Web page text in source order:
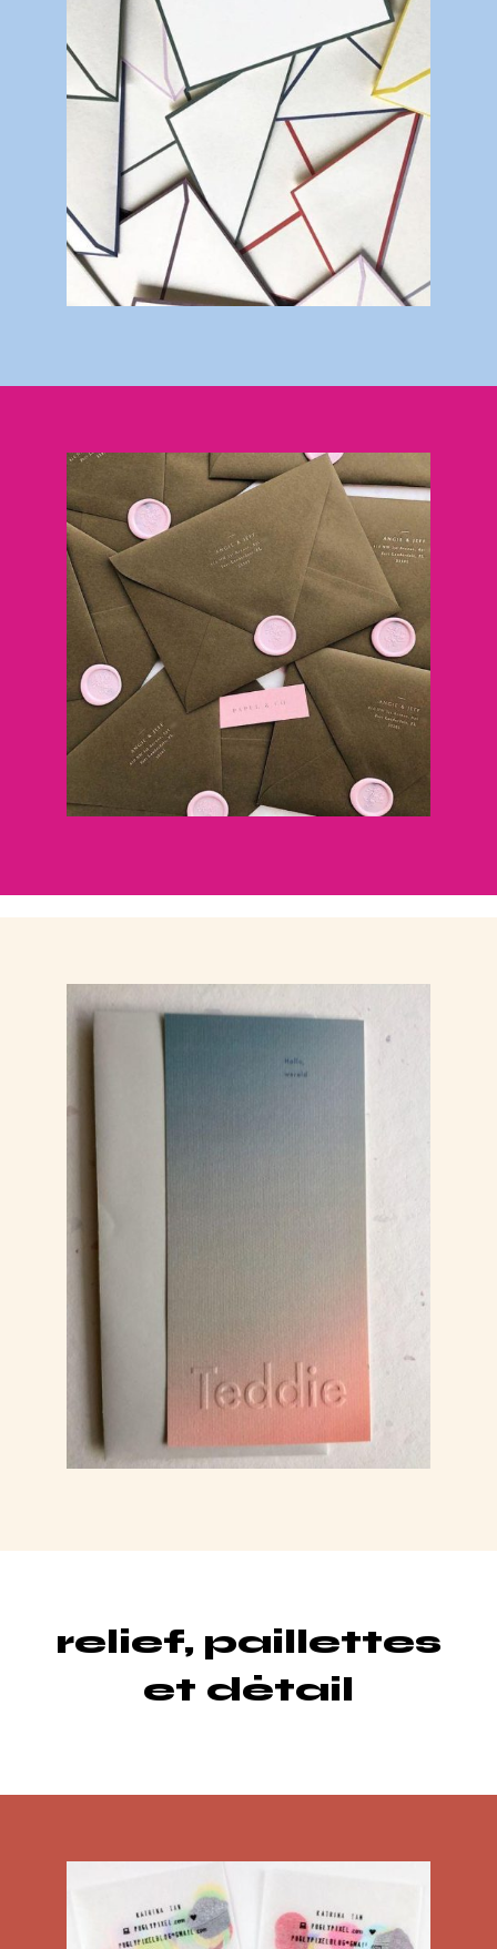
relief, paillettes
et détail